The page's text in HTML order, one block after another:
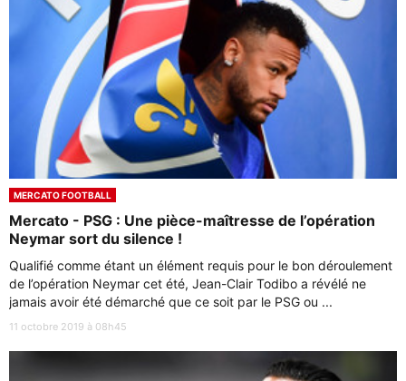
MERCATO FOOTBALL
Mercato - PSG : Une pièce-maîtresse de l’opération
Neymar sort du silence !
Qualifié comme étant un élément requis pour le bon déroulement
de l’opération Neymar cet été, Jean-Clair Todibo a révélé ne
jamais avoir été démarché que ce soit par le PSG ou ...
11 octobre 2019 à 08h45